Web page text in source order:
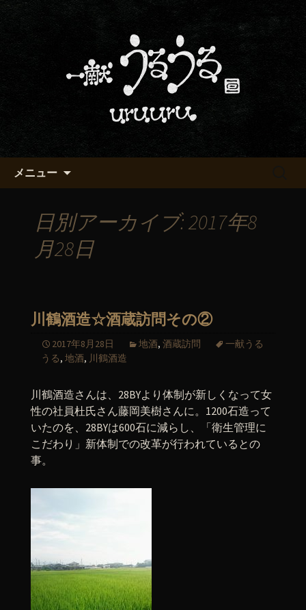
京都・五条でおいしい地酒が飲
める「一献うるうる」のブロ
京都・五条烏丸の町屋居酒屋「一献う
るうる」からのお知らせ
メニュー
日別アーカイブ: 2017年8
月28日
川鶴酒造☆酒蔵訪問その②
2017年8月28日 地酒, 酒蔵訪問
一献うる
うる, 地酒, 川鶴酒造
川鶴酒造さんは、28BYより体制が新しくなって女
性の社員杜氏さん藤岡美樹さんに。1200石造って
いたのを、28BYは600石に減らし、「衛生管理に
こだわり」新体制での改革が行われているとの
事。